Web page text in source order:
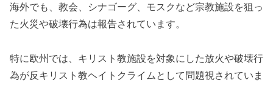
海外でも、教会、シナゴーグ、モスクなど宗教施設を狙っ
た火災や破壊行為は報告されています。
特に欧州では、キリスト教施設を対象にした放火や破壊行
為が反キリスト教ヘイトクライムとして問題視されていま